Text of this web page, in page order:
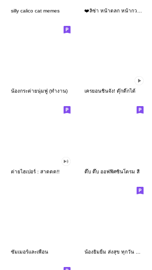
silly calico cat memes
น้องกระต่ายนุ่มฟู (ทำงาน) เครยอนชินจัง! ดุ๊กดิ๊กได้
ต่ายไฮเปอร์ : สาดดด!! ดึ๊บ ดึ๊บ ออฟฟิศซินโดรม สี่
ซัมเมอร์และเพื่อน